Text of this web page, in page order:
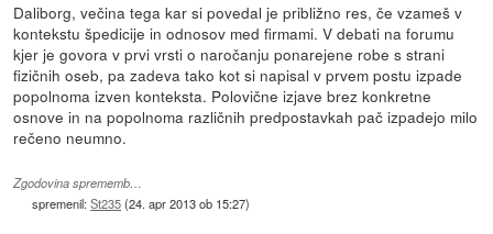
Daliborg, večina tega kar si povedal je približno res, če vzameš v
kontekstu špedicije in odnosov med firmami. V debati na forumu
kjer je govora v prvi vrsti o naročanju ponarejene robe s strani
fizičnih oseb, pa zadeva tako kot si napisal v prvem postu izpade
popolnoma izven konteksta. Polovične izjave brez konkretne
osnove in na popolnoma različnih predpostavkah pač izpadejo milo
rečeno neumno.
Zgodovina sprememb…
spremenil:St235(24. apr 2013 ob 15:27)